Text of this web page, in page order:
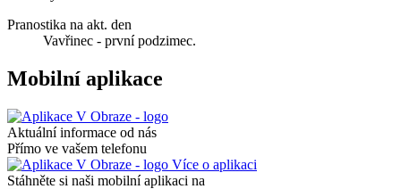
Pranostika na akt. den
Vavřinec - první podzimec.
Mobilní aplikace
Aktuální informace od nás
Přímo ve vašem telefonu
Více o aplikaci
Stáhněte si naši mobilní aplikaci na